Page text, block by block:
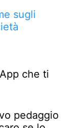
sugli
che ti
pedaggio